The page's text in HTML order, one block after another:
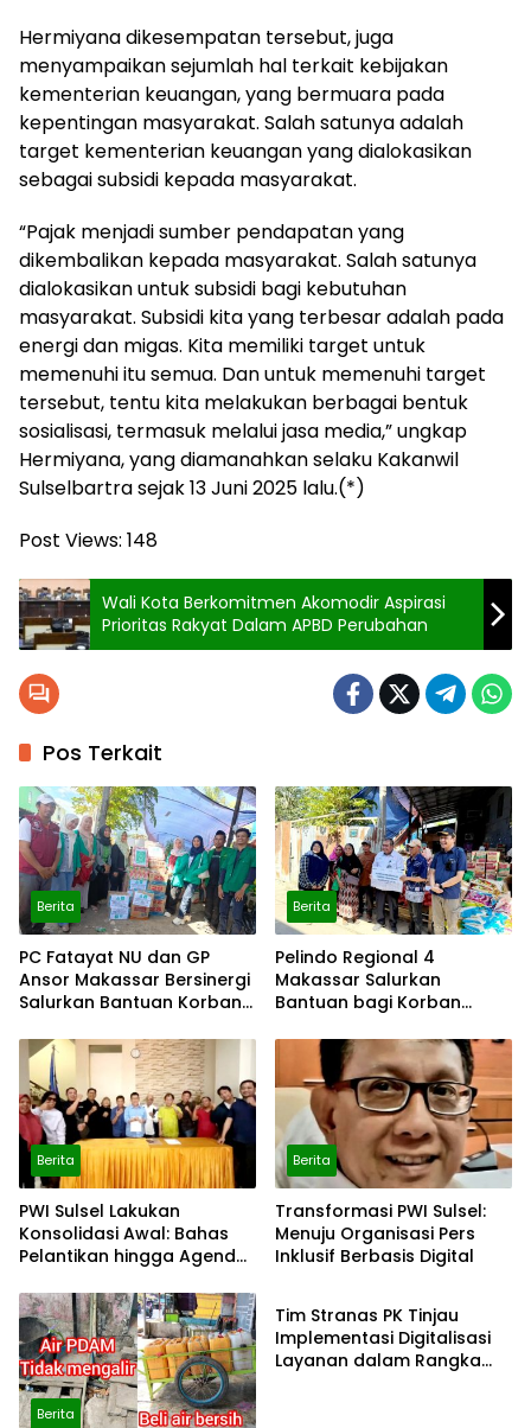
Hermiyana dikesempatan tersebut, juga
menyampaikan sejumlah hal terkait kebijakan
kementerian keuangan, yang bermuara pada
kepentingan masyarakat. Salah satunya adalah
target kementerian keuangan yang dialokasikan
sebagai subsidi kepada masyarakat.
“Pajak menjadi sumber pendapatan yang
dikembalikan kepada masyarakat. Salah satunya
dialokasikan untuk subsidi bagi kebutuhan
masyarakat. Subsidi kita yang terbesar adalah pada
energi dan migas. Kita memiliki target untuk
memenuhi itu semua. Dan untuk memenuhi target
tersebut, tentu kita melakukan berbagai bentuk
sosialisasi, termasuk melalui jasa media,” ungkap
Hermiyana, yang diamanahkan selaku Kakanwil
Sulselbartra sejak 13 Juni 2025 lalu.(*)
Post Views: 148
Wali Kota Berkomitmen Akomodir Aspirasi
Prioritas Rakyat Dalam APBD Perubahan
Pos Terkait
Berita
PC Fatayat NU dan GP
Ansor Makassar Bersinergi
Salurkan Bantuan Korban
Berita
Pelindo Regional 4
Makassar Salurkan
Bantuan bagi Korban
Berita
PWI Sulsel Lakukan
Konsolidasi Awal: Bahas
Pelantikan hingga Agenda
Berita
Transformasi PWI Sulsel:
Menuju Organisasi Pers
Inklusif Berbasis Digital
Berita
Berita
Tim Stranas PK Tinjau
Implementasi Digitalisasi
Layanan dalam Rangka